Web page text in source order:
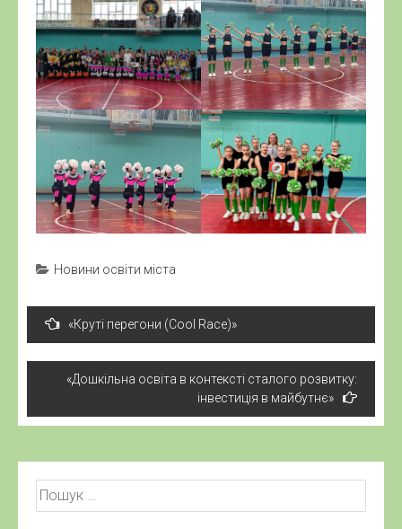
Новини освіти міста
Навігація
записів
«Круті перегони (Cool Race)»
«Дошкільна освіта в контексті сталого розвитку:
інвестиція в майбутнє»
Пошук: